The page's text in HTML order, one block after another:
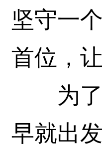
坚守一
首位，
为了
早就出